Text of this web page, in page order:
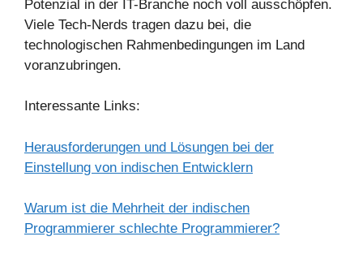
Potenzial in der IT-Branche noch voll ausschöpfen.
Viele Tech-Nerds tragen dazu bei, die
technologischen Rahmenbedingungen im Land
voranzubringen.
Interessante Links:
Herausforderungen und Lösungen bei der
Einstellung von indischen Entwicklern
Warum ist die Mehrheit der indischen
Programmierer schlechte Programmierer?